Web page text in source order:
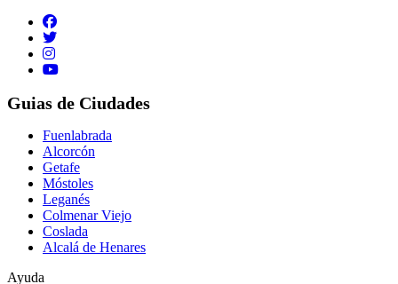
Guias de Ciudades
Fuenlabrada
Alcorcón
Getafe
Móstoles
Leganés
Colmenar Viejo
Coslada
Alcalá de Henares
Ayuda